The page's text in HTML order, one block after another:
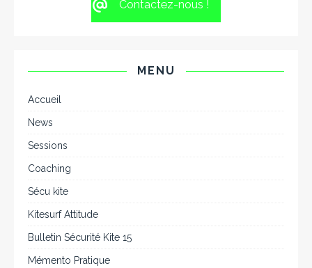
Contactez-nous !
MENU
Accueil
News
Sessions
Coaching
Sécu kite
Kitesurf Attitude
Bulletin Sécurité Kite 15
Mémento Pratique